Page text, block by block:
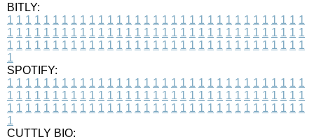
BITLY:
1 1 1 1 1 1 1 1 1 1 1 1 1 1 1 1 1 1 1 1 1 1 1 1 1 1 1 1 1 1 1 1 1
1 1 1 1 1 1 1 1 1 1 1 1 1 1 1 1 1 1 1 1 1 1 1 1 1 1 1 1 1 1 1 1 1
1 1 1 1 1 1 1 1 1 1 1 1 1 1 1 1 1 1 1 1 1 1 1 1 1 1 1 1 1 1 1 1 1
1
SPOTIFY:
1 1 1 1 1 1 1 1 1 1 1 1 1 1 1 1 1 1 1 1 1 1 1 1 1 1 1 1 1 1 1 1 1
1 1 1 1 1 1 1 1 1 1 1 1 1 1 1 1 1 1 1 1 1 1 1 1 1 1 1 1 1 1 1 1 1
1 1 1 1 1 1 1 1 1 1 1 1 1 1 1 1 1 1 1 1 1 1 1 1 1 1 1 1 1 1 1 1 1
1
CUTTLY BIO: